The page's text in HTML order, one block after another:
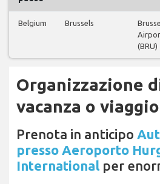
Belgium Brussels
(BRU)
Organizzazione
vacanza o
Prenota in anticipo
presso Aeroporto
International per